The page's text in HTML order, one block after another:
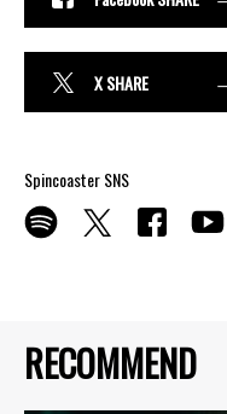
RECOMMEND
X SHARE
Spincoaster SNS